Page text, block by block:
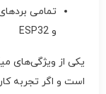
و ESP32
یکی از ویژگی‌های
است و اگر تجربه کار